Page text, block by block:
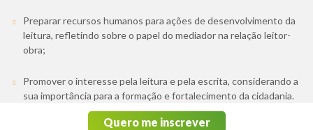
Preparar recursos humanos para ações de desenvolvimento da
leitura, refletindo sobre o papel do mediador na relação leitor-
obra;
Promover o interesse pela leitura e pela escrita, considerando a
sua importância para a formação e fortalecimento da cidadania.
Quero me inscrever